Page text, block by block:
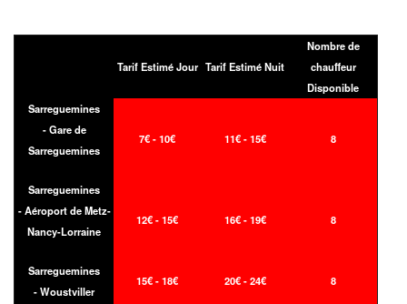
Tarif Estimé Jour Tarif Estimé Nuit
Nombre de
chauffeur
Disponible
Sarreguemines
- Gare de
Sarreguemines
7€ - 10€ 11€ - 15€ 8
Sarreguemines
- Aéroport de Metz-
Nancy-Lorraine
12€ - 15€ 16€ - 19€ 8
Sarreguemines
- Woustviller
15€ - 18€ 20€ - 24€ 8